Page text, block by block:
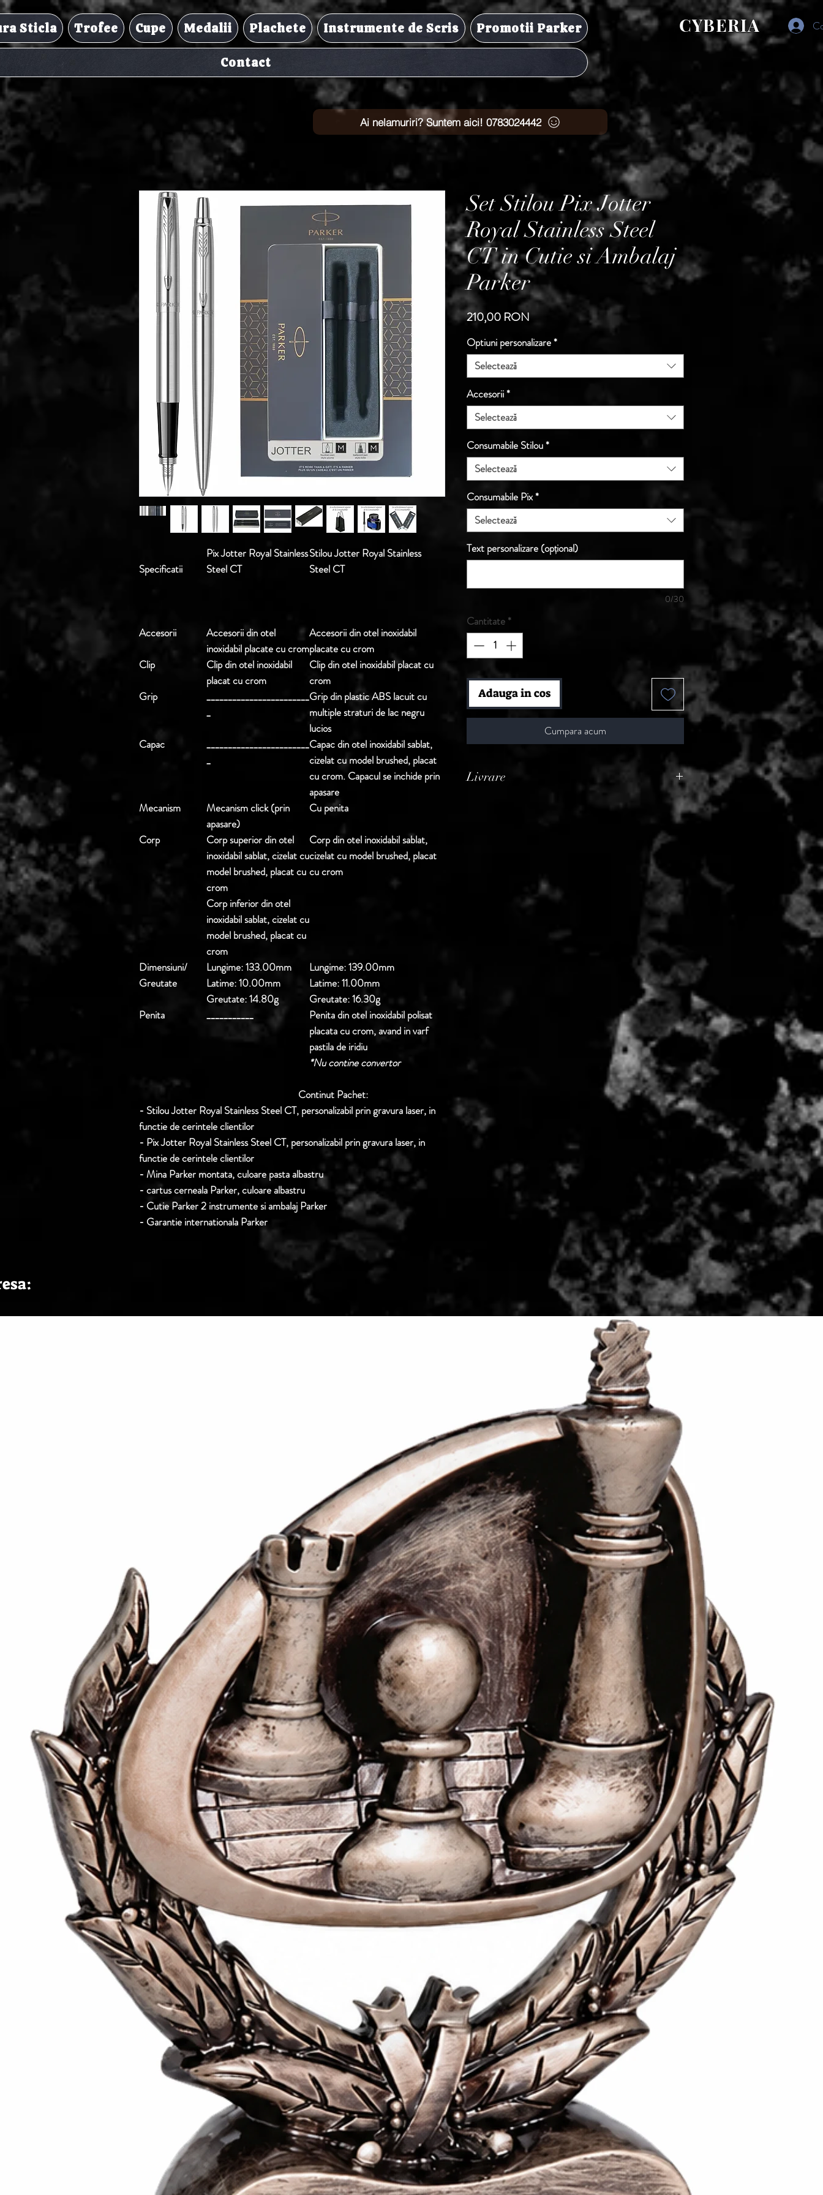
Sticla Trofee Cupe Medalii Plachete Instrumente de Scris Promotii Parker
Contact
CYBERIA
Ai nelamuriri? Suntem aici! 0783024442
Specificatii
Pix Jotter Royal Stainless
Steel CT
Stilou Jotter Royal Stainless
Steel CT
Accesorii
Accesorii din otel
inoxidabil placate cu crom
Accesorii din otel inoxidabil
placate cu crom
Clip
Clip din otel inoxidabil
placat cu crom
Clip din otel inoxidabil placat cu
crom
Grip
________________________
_
Grip din plastic ABS lacuit cu
multiple straturi de lac negru
lucios
Capac
________________________
_
Capac din otel inoxidabil sablat,
cizelat cu model brushed, placat
cu crom. Capacul se inchide prin
apasare
Mecanism
Mecanism click (prin
apasare)
Cu penita
Corp
Corp superior din otel
inoxidabil sablat, cizelat cu
model brushed, placat cu
crom
Corp inferior din otel
inoxidabil sablat, cizelat cu
model brushed, placat cu
crom
Corp din otel inoxidabil sablat,
cizelat cu model brushed, placat
cu crom
Dimensiuni/
Greutate
Lungime:133.00mm
Latime:10.00mm
Greutate:14.80g
Lungime:139.00mm
Latime:11.00mm
Greutate:16.30g
Penita
___________
Penita din otel inoxidabil polisat
placata cu crom, avand in varf
pastila de iridiu
*Nu contine convertor
Continut Pachet:
- Stilou Jotter Royal Stainless Steel CT, personalizabil prin gravura laser, in
functie de cerintele clientilor
- Pix Jotter Royal Stainless Steel CT, personalizabil prin gravura laser, in
functie de cerintele clientilor
- Mina Parker montata, culoare pasta albastru
- cartus cerneala Parker, culoare albastru
- Cutie Parker 2 instrumente si ambalaj Parker
- Garantie internationala Parker
Set Stilou Pix Jotter
Royal Stainless Steel
CT in Cutie si Ambalaj
Parker
210,00 RONPreț
Optiuni personalizare*
Selectează
Accesorii*
Selectează
Consumabile Stilou*
Selectează
Consumabile Pix*
Selectează
Text personalizare (opțional)
0/30
Cantitate *
Adauga in cos
Cumpara acum
Livrare
Termen de livrare: 1 - 2 zile lucratoare, din momentul